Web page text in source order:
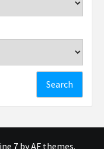
7 by AF themes.